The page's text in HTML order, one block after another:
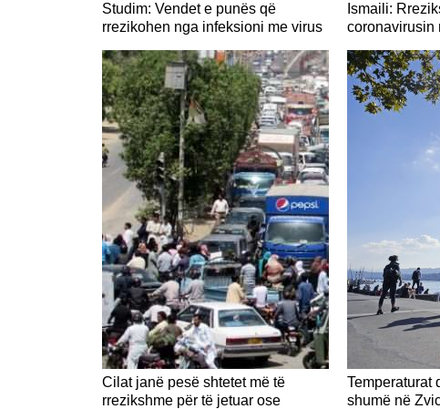
Studim: Vendet e punës që
rrezikohen nga infeksioni me virus
Ismaili:
coronavirusin
Cilat janë pesë shtetet më të
rrezikshme për të jetuar ose
Temperaturat
shumë në